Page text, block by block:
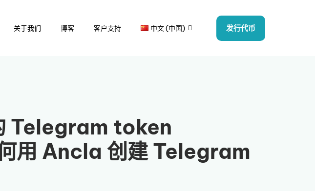
关于我们 博客 客户支持 中文 (中国) 发行代币
Telegram token
用 Ancla 创建 Telegram